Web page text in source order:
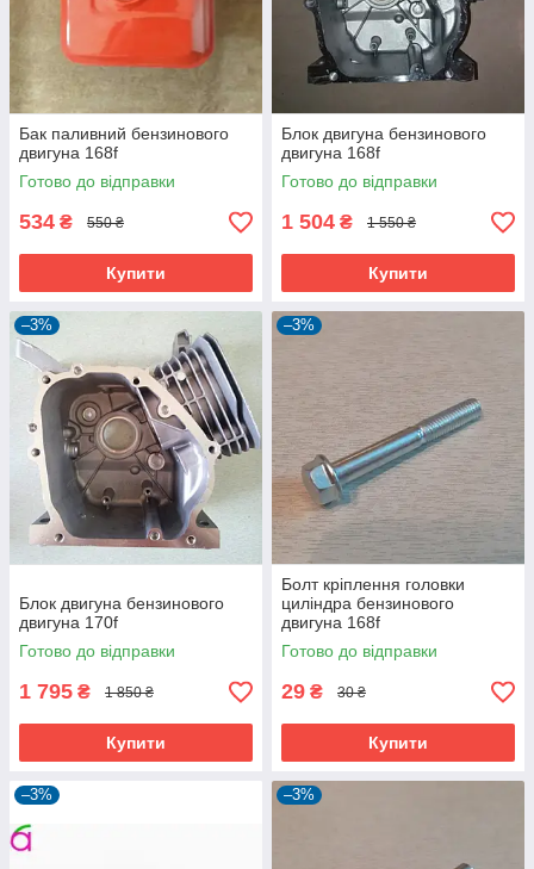
Бак паливний бензинового
двигуна 168f
Готово до відправки
534 ₴ 550 ₴
Купити
Блок двигуна бензинового
двигуна 168f
Готово до відправки
1 504 ₴ 1 550 ₴
Купити
–3%
Блок двигуна бензинового
двигуна 170f
Готово до відправки
1 795 ₴ 1 850 ₴
Купити
–3%
Болт кріплення головки
циліндра бензинового
двигуна 168f
Готово до відправки
29 ₴ 30 ₴
Купити
–3% –3%